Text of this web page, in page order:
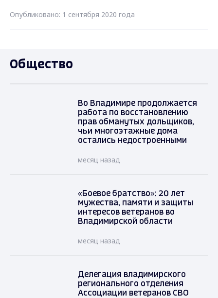
Опубликовано: 1 сентября 2020 года
Общество
Во Владимире продолжается
работа по восстановлению
прав обманутых дольщиков,
чьи многоэтажные дома
остались недостроенными
месяц назад
«Боевое братство»: 20 лет
мужества, памяти и защиты
интересов ветеранов во
Владимирской области
месяц назад
Делегация владимирского
регионального отделения
Ассоциации ветеранов СВО